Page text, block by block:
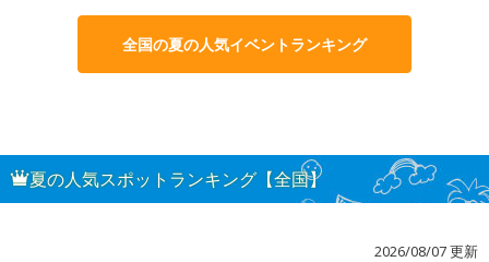
全国の夏の人気イベントランキング
夏の人気スポットランキング【全国】
2026/08/07 更新